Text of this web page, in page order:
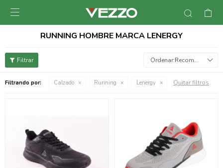

RUNNING HOMBRE MARCA LENERGY
Recomendados
Filtrando por: Calzado Running Lenergy Quitar filtros